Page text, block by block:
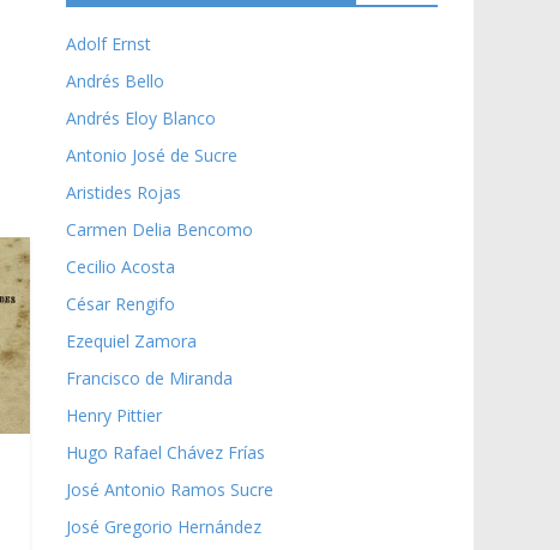
Adolf Ernst
Andrés Bello
Andrés Eloy Blanco
Antonio José de Sucre
Aristides Rojas
Carmen Delia Bencomo
Cecilio Acosta
César Rengifo
Ezequiel Zamora
Francisco de Miranda
Henry Pittier
Hugo Rafael Chávez Frías
José Antonio Ramos Sucre
José Gregorio Hernández